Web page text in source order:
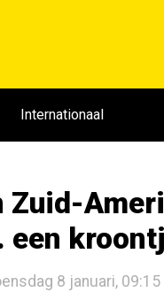
Internationaal
Zuid-
een
8 januari,